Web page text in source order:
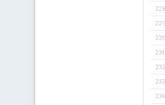
231.